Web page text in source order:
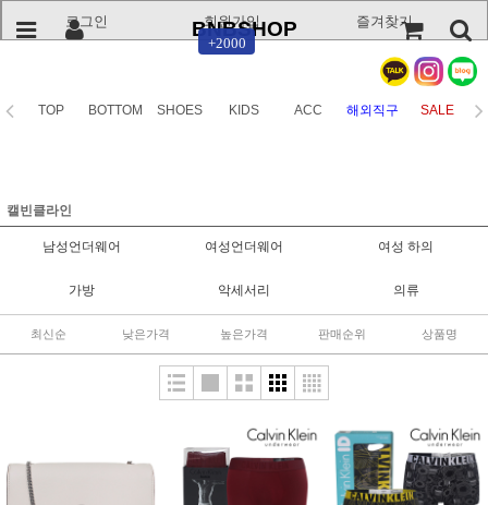
로그인
+2000
회원가입 즐겨찾기
BNBSHOP
TOP BOTTOM SHOES KIDS ACC 해외직구 SALE
캘빈클라인
남성언더웨어 여성언더웨어 여성 하의
가방 악세서리 의류
최신순 낮은가격 높은가격 판매순위 상품명